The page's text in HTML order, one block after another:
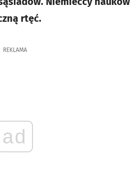
rtęć.
REKLAMA
ad